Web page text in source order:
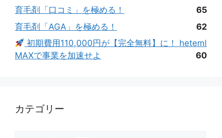
育毛剤「口コミ」を極める！
65
育毛剤「AGA」を極める！
62
初期費用110,000円が【完全無料】に！ heteml
MAXで事業を加速せよ
60
カテゴリー